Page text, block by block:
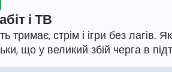
і ТВ
тримає, стрім і ігри без